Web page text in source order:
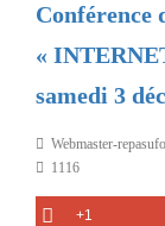
Conférence
«
samedi 3
Webmaster-
1116
+1